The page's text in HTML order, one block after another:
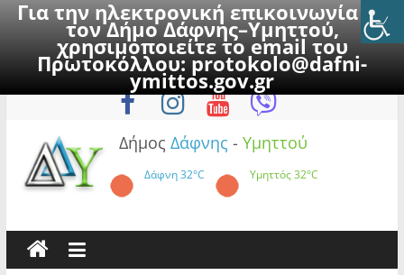
Για την ηλεκτρονική επικοινωνία με
τον Δήμο Δάφνης–Υμηττού,
χρησιμοποιείτε το email του
Πρωτοκόλλου:protokolo@dafni-
ymittos.gov.gr
to
Κυριακή, 9 Αυγούστου 2026
Δήμος Δάφνης - Υμηττού
Δάφνη32°C Υμηττός32°C